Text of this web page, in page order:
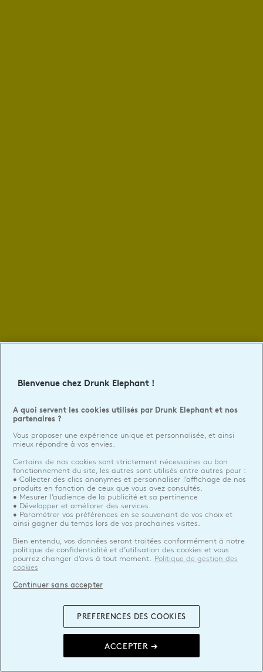
Bienvenue chez Drunk Elephant !
A quoi servent les cookies utilisés par Drunk Elephant et nos
partenaires ?
Vous proposer une expérience unique et personnalisée, et ainsi
mieux répondre à vos envies.
Certains de nos cookies sont strictement nécessaires au bon
fonctionnement du site, les autres sont utilisés entre autres pour :
• Collecter des clics anonymes et personnaliser l’affichage de nos
produits en fonction de ceux que vous avez consultés.
• Mesurer l’audience de la publicité et sa pertinence
• Développer et améliorer des services.
• Paramétrer vos préférences en se souvenant de vos choix et
ainsi gagner du temps lors de vos prochaines visites.
Bien entendu, vos données seront traitées conformément à notre
politique de confidentialité et d’utilisation des cookies et vous
pourrez changer d’avis à tout moment.
Politique de gestion des
cookies
ACCEPTER ➔
PREFERENCES DES COOKIES
Continuer sans accepter